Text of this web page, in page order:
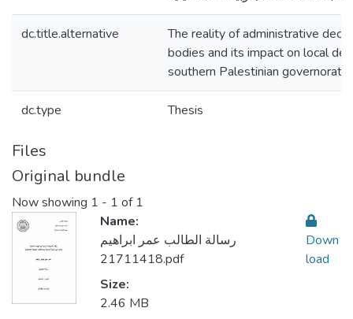
dc.title.alternative
The reality of administrative
bodies and its impact on local
southern Palestinian
dc.type Thesis
Files
Original bundle
Now showing 1 - 1 of 1
Name:
رسالة الطالب عمر ابراهيم
21711418.pdf
Size:
2.46 MB
Down
load